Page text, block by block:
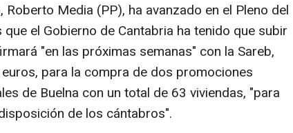
Media (PP), ha avanzado en el Pleno del
el Gobierno de Cantabria ha tenido que subir
"en las próximas semanas" con la Sareb,
para la compra de dos promociones
de Buelna con un total de 63 viviendas, "para
de los cántabros".